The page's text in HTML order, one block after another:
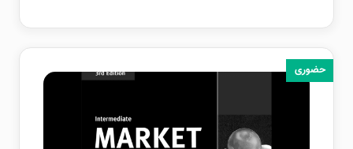
حضوری